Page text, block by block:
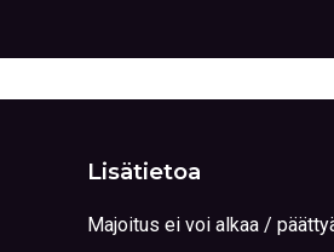
Lisätietoa
Majoitus ei voi alkaa /